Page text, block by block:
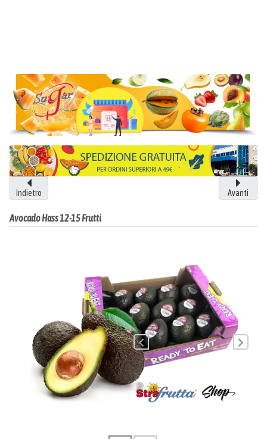
Indietro Avanti
Avocado Hass 12-15 Frutti